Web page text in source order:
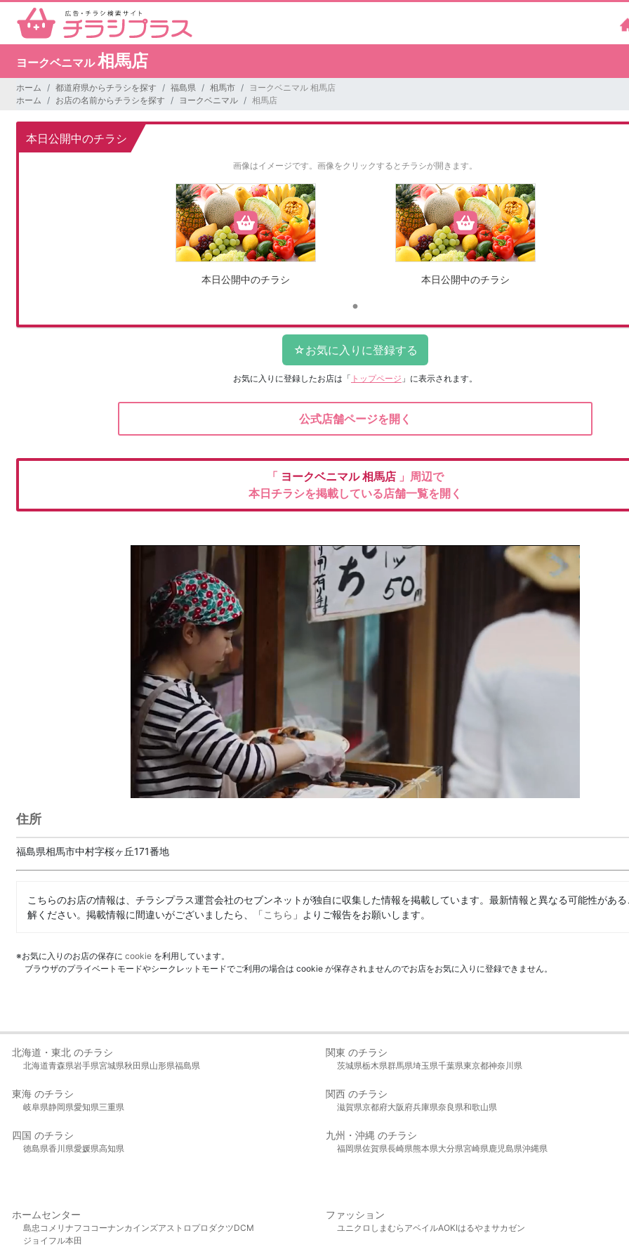
ヨークベニマル相馬店
ホーム 都道府県からチラシを探す 福島県 相馬市
ヨークベニマル 相馬店
ホーム
お店の名前からチラシを探す ヨークベニマル 相馬店
本日公開中のチラシ
画像はイメージです。 画像をクリックするとチラシが開きます。
本日公開中のチラシ 本日公開中のチラシ
お気に入りに登録したお店は 「 トップページ 」に表示されます。
公式店舗ページを開く
「 ヨークベニマル相馬店 」周辺で
本日チラシを掲載している店舗一覧を開く
住所
福島県相馬市中村字桜ヶ丘171番地
こちらのお店の情報は、チラシプラス運営会社のセブンネットが独自に収集した情報を掲載しています。最新情報と異なる可能性があ
解ください。掲載情報に間違いがございましたら、「こちら 」よりご報告をお願いします。
※お気に入りのお店の保存に cookie を利用しています。
ブラウザのプライベートモードやシークレットモードでご利用の場合は cookie が保存されませんのでお店をお気に入りに登録できません。
北海道・東北 のチラシ
北海道青森県岩手県宮城県秋田県山形県福島県
関東 のチラシ
茨城県栃木県群馬県埼玉県千葉県東京都神奈川県
東海 のチラシ
岐阜県静岡県愛知県三重県
関西 のチラシ
滋賀県京都府大阪府兵庫県奈良県和歌山県
四国 のチラシ
徳島県香川県愛媛県高知県
九州・沖縄 のチラシ
福岡県佐賀県長崎県熊本県大分県宮崎県鹿児島県沖縄県
ホームセンター
島忠 コメリ ナフコ コーナンカインズアストロプロダクツDCM
ジョイフル本田
ファッション
ユニクロ しまむら アベイルAOKIはるやま サカゼン